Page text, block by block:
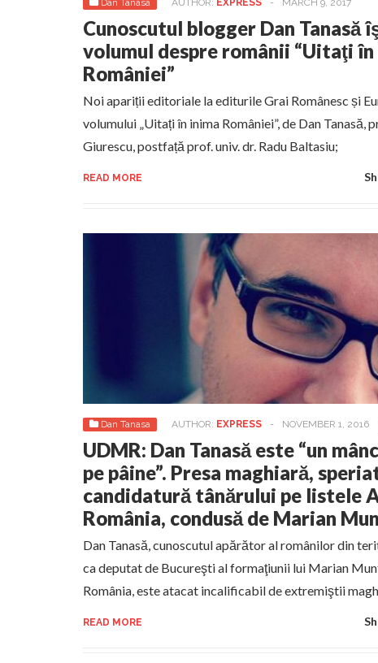
Dan Tanasa AUTHOR: EXPRESS - MARCH 9, 2017
Cunoscutul blogger Dan Tanasă
volumul despre românii “Uitaţi în
României”
Noi apariții editoriale la editurile Grai Românesc și
volumului „Uitați în inima României”, de Dan Tanasă,
Giurescu, postfață prof. univ. dr. Radu Baltasiu;
READ MORE
Dan Tanasa AUTHOR: EXPRESS - NOVEMBER 1, 2016
UDMR: Dan Tanasă este “un
pe pâine”. Presa maghiară,
candidatură tânărului pe listele
România, condusă de Marian
Dan Tanasă, cunoscutul apărător al românilor din
ca deputat de Bucureşti al formaţiunii lui Marian
România, este atacat incalificabil de extremiştii
READ MORE